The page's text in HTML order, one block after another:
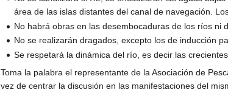
área de las islas distantes del canal de navegación.
No habrá obras en las desembocaduras de los ríos ni
No se realizarán dragados, excepto los de inducción
Se respetará la dinámica del río, es decir las
Toma la palabra el representante de la Asociación de
vez de centrar la discusión en las manifestaciones del